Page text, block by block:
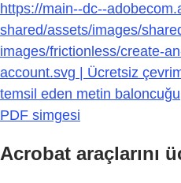
https://main--dc--
shared/assets/images/
images/frictionless/create-
account.svg | Ücretsiz
temsil eden metin
PDF simgesi
Acrobat araçlarını